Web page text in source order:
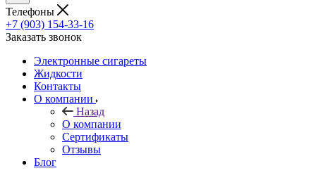
Телефоны
+7 (903) 154-33-16
Заказать звонок
Электронные сигареты
Жидкости
Контакты
О компании
Назад
О компании
Сертификаты
Отзывы
Блог